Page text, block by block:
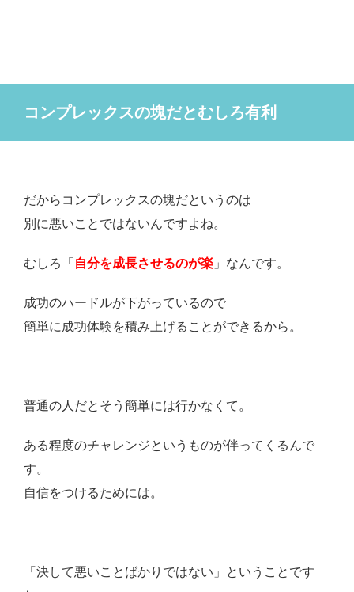
コンプレックスの塊だとむしろ有利
だからコンプレックスの塊だというのは
別に悪いことではないんですよね。
むしろ「 自分を成長させるのが楽 」なんです。
成功のハードルが下がっているので
簡単に成功体験を積み上げることができるから。
普通の人だとそう簡単には行かなくて。
ある程度のチャレンジというものが伴ってくるんで
す。
自信をつけるためには。
「決して悪いことばかりではない」ということです